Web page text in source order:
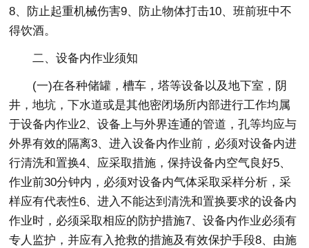
8、防止起重机械伤害9、防止物体打击10、班前班中不
得饮酒。
二、设备内作业须知
(一)在各种储罐，槽车，塔等设备以及地下室，阴
井，地坑，下水道或是其他密闭场所内部进行工作均属
于设备内作业2、设备上与外界连通的管道，孔等均应与
外界有效的隔离3、进入设备内作业前，必须对设备内进
行清洗和置换4、应采取措施，保持设备内空气良好5、
作业前30分钟内，必须对设备内气体采取采样分析，采
样应有代表性6、进入不能达到清洗和置换要求的设备内
作业时，必须采取相应的防护措施7、设备内作业必须有
专人监护，并应有入抢救的措施及有效保护手段8、由施